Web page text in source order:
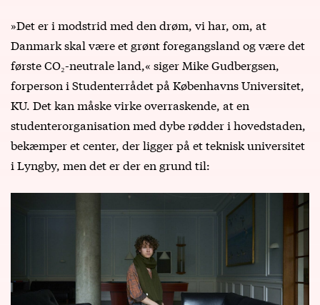
»Det er i modstrid med den drøm, vi har, om, at
Danmark skal være et grønt foregangsland og være det
første CO₂-neutrale land,« siger Mike Gudbergsen,
forperson i Studenterrådet på Københavns Universitet,
KU. Det kan måske virke overraskende, at en
studenterorganisation med dybe rødder i hovedstaden,
bekæmper et center, der ligger på et teknisk universitet
i Lyngby, men det er der en grund til: